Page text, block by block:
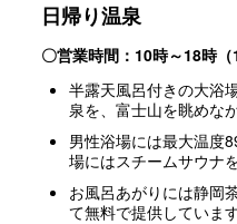
日帰り温泉
〇営業時間：10時～18時
半露天風呂付きの大浴
泉を、富士山を眺めな
男性浴場には最大温度
場にはスチームサウナ
お風呂あがりには静岡
て無料で提供しています